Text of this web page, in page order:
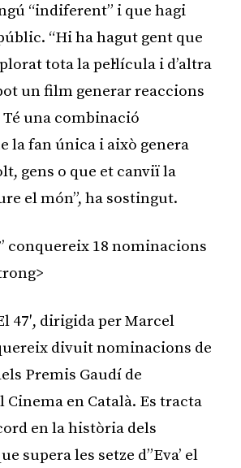
“indiferent” i que hagi
“Hi ha hagut gent que
tota la pel·lícula i d’altra
un film generar reaccions
una combinació
la fan única i això genera
gens o que et canviï la
el món”, ha sostingut.
conquereix 18 nominacions
47′, dirigida per Marcel
divuit nominacions de
Premis Gaudí de
Cinema en Català. Es tracta
en la història dels
supera les setze d”Eva’ el